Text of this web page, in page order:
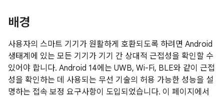
배경
사용자의 스마트 기기가 원활하게 호환되도록 하려면 Android
생태계에 있는 모든 기기가 기기 간 상대적 근접성을 확인할 수
있어야 합니다. Android 14에는 UWB, Wi-Fi, BLE와 같이 근접
성을 확인하는 데 사용되는 무선 기술의 허용 가능한 성능을 설
명하는 접속 보정 요구사항이 도입되었습니다. 이 페이지에서